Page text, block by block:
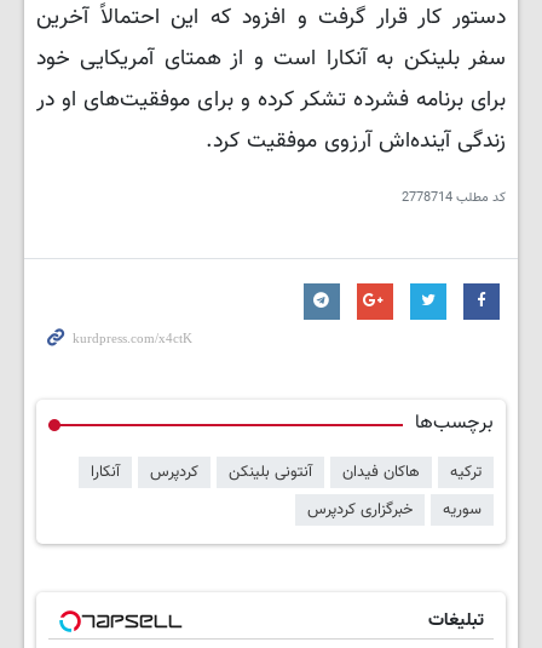
دستور کار قرار گرفت و افزود که این احتمالاً آخرین
سفر بلینکن به آنکارا است و از همتای آمریکایی خود
برای برنامه فشرده تشکر کرده و برای موفقیت‌های او در
زندگی آینده‌اش آرزوی موفقیت کرد.
کد مطلب2778714
برچسب‌ها
ترکیه هاکان فیدان آنتونی بلینکن کردپرس
آنکارا
سوریه
خبرگزاری کردپرس
تبلیغات